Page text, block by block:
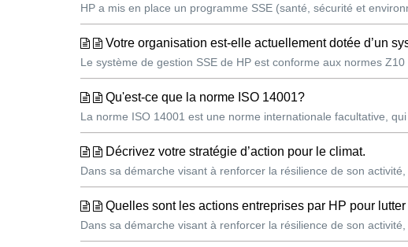
HP a mis en place un programme SSE (santé, sécurité et
Votre organisation est-elle actuellement dotée d’un
Le système de gestion SSE de HP est conforme aux normes
Qu'est-ce que la norme ISO 14001?
La norme ISO 14001 est une norme internationale facultative,
Décrivez votre stratégie d’action pour le climat.
Dans sa démarche visant à renforcer la résilience de son
Quelles sont les actions entreprises par HP pour
Dans sa démarche visant à renforcer la résilience de son